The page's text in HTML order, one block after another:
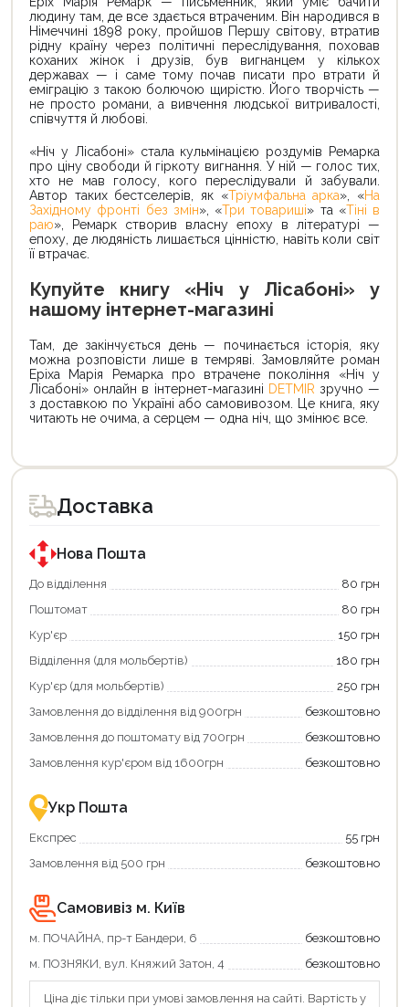
людину там, де все здається втраченим. Він народився в
Німеччині 1898 року, пройшов Першу світову, втратив
рідну країну через політичні переслідування, поховав
коханих жінок і друзів, був вигнанцем у кількох
державах — і саме тому почав писати про втрати й
еміграцію з такою болючою щирістю. Його творчість —
не просто романи, а вивчення людської витривалості,
співчуття й любові.
«Ніч у Лісабоні» стала кульмінацією роздумів Ремарка
про ціну свободи й гіркоту вигнання. У ній — голос тих,
хто не мав голосу, кого переслідували й забували.
Автор таких бестселерів, як «Тріумфальна арка», «На
Західному фронті без змін», «Три товариші» та «Тіні в
раю», Ремарк створив власну епоху в літературі —
епоху, де людяність лишається цінністю, навіть коли світ
її втрачає.
Купуйте книгу «Ніч у Лісабоні» у
нашому інтернет-магазині
Там, де закінчується день — починається історія, яку
можна розповісти лише в темряві. Замовляйте роман
Еріха Марія Ремарка про втрачене покоління «Ніч у
Лісабоні» онлайн в інтернет-магазині DETMIR зручно —
з доставкою по Україні або самовивозом. Це книга, яку
читають не очима, а серцем — одна ніч, що змінює все.
Доставка
Нова Пошта
До відділення
80 грн
Поштомат
80 грн
Кур'єр
150 грн
Відділення (для мольбертів)
180 грн
Кур'єр (для мольбертів)
250 грн
Замовлення до відділення від 900грн
безкоштовно
Замовлення до поштомату від 700грн
безкоштовно
Замовлення кур'єром від 1600грн
безкоштовно
Укр Пошта
Експрес
55 грн
Замовлення від 500 грн
безкоштовно
Самовивіз м. Київ
м. ПОЧАЙНА, пр-т Бандери, 6
безкоштовно
м. ПОЗНЯКИ, вул. Княжий Затон, 4
безкоштовно
Ціна діє тільки при умові замовлення на сайті. Вартість у